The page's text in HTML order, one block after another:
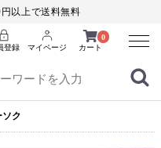
以上で送料無料
0
カート
登録 マイページ
Menu
ク